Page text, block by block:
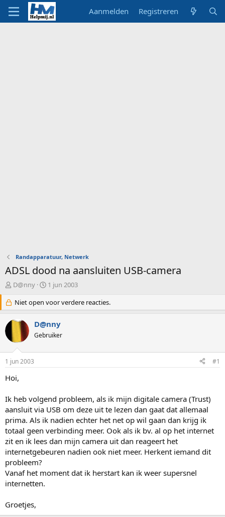
Aanmelden Registreren
Randapparatuur, Netwerk
ADSL dood na aansluiten USB-camera
O
d
e
r
e
s
t
a
t
e
r
D@nny
S
a
r
d
a
m
1 jun 2003
Niet open voor verdere reacties.
D@nny
Gebruiker
1 jun 2003 #1
Hoi,
Ik heb volgend probleem, als ik mijn digitale camera (Trust)
aansluit via USB om deze uit te lezen dan gaat dat allemaal
prima. Als ik nadien echter het net op wil gaan dan krijg ik
totaal geen verbinding meer. Ook als ik bv. al op het internet
zit en ik lees dan mijn camera uit dan reageert het
internetgebeuren nadien ook niet meer. Herkent iemand dit
probleem?
Vanaf het moment dat ik herstart kan ik weer supersnel
internetten.
Groetjes,